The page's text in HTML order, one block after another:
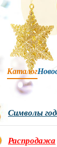
Каталог
Символы
Распродажа